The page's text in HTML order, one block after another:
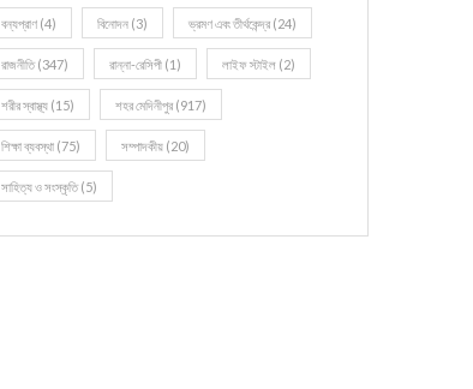
বন্যপ্রাণ (4) বিনোদন (3) ভ্রমণ এবং তীর্থকেন্দ্র (24)
রাজনীতি(347) রান্না-রেসিপী (1) লাইফ স্টাইল (2)
শরীর স্বাস্থ্য (15) শহর মেদিনীপুর (917)
শিক্ষা ব্যবস্থা (75) সম্পাদকীয় (20)
সাহিত্য ও সংস্কৃতি(5)